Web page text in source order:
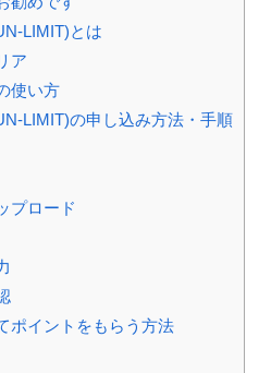
LIMIT)とは
ア
使い方
LIMIT)の申し込み方法・手順
プロード
ポイントをもらう方法